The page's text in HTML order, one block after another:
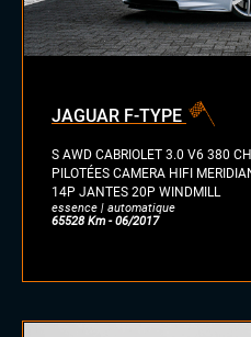
JAGUAR F-TYPE
S AWD CABRIOLET 3.0 V6 380
PILOTÉES CAMERA HIFI
14P JANTES 20P WINDMILL
essence | automatique
65528 Km - 06/2017